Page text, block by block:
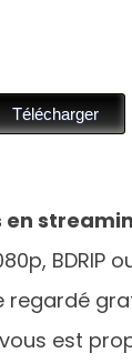
en
BDRIP
est